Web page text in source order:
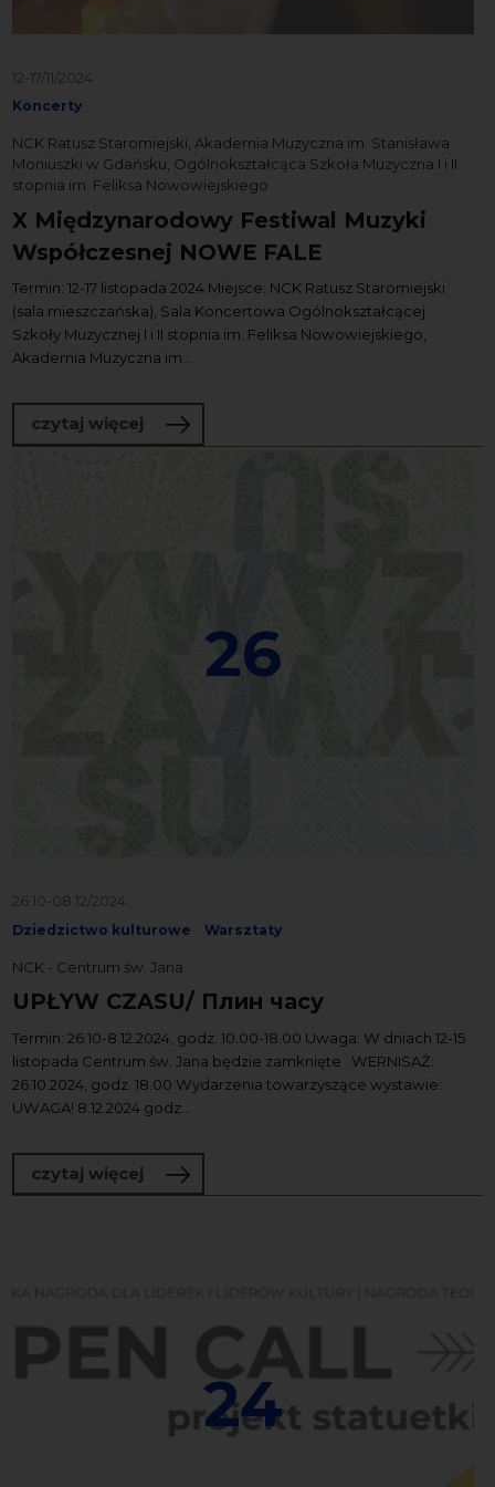
12-17/11/2024
Koncerty
NCK Ratusz Staromiejski, Akademia Muzyczna im. Stanisława
Moniuszki w Gdańsku, Ogólnokształcąca Szkoła Muzyczna I i II
stopnia im. Feliksa Nowowiejskiego
X Międzynarodowy Festiwal Muzyki
Współczesnej NOWE FALE
Termin: 12-17 listopada 2024 Miejsce: NCK Ratusz Staromiejski
(sala mieszczańska), Sala Koncertowa Ogólnokształcącej
Szkoły Muzycznej I i II stopnia im. Feliksa Nowowiejskiego,
Akademia Muzyczna im...
czytaj więcej o X Międzynarodowy Festiwal Muzyki
26
26.10-08.12/2024
Dziedzictwo kulturowe Warsztaty
NCK - Centrum św. Jana
UPŁYW CZASU/ Плин часу
Termin: 26.10-8.12.2024, godz. 10.00-18.00 Uwaga: W dniach 12-15
listopada Centrum św. Jana będzie zamknięte . WERNISAŻ:
26.10.2024, godz. 18.00 Wydarzenia towarzyszące wystawie:
UWAGA! 8.12.2024 godz...
czytaj więcej o UPŁYW CZASU/ Плин часу
24